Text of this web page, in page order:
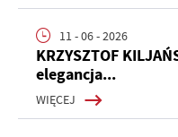
11 - 06 - 2026
KRZYSZTOF
elegancja...
WIĘCEJ